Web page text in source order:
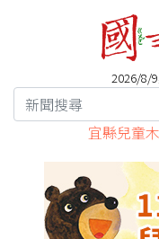
2026/8/
宜縣兒童